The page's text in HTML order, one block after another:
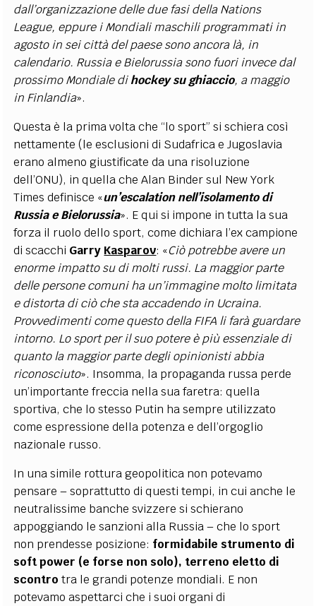
dall’organizzazione delle due fasi della Nations
League, eppure i Mondiali maschili programmati in
agosto in sei città del paese sono ancora là, in
calendario. Russia e Bielorussia sono fuori invece dal
prossimo Mondiale dihockey su ghiaccio, a maggio
in Finlandia».
Questa è la prima volta che “lo sport” si schiera così
nettamente (le esclusioni di Sudafrica e Jugoslavia
erano almeno giustificate da una risoluzione
dell’ONU), in quella che Alan Binder sul New York
Times definisce «un’escalation nell’isolamento di
Russia e Bielorussia». E qui si impone in tutta la sua
forza il ruolo dello sport, come dichiara l’ex campione
di scacchi Garry Kasparov: «Ciò potrebbe avere un
enorme impatto su di molti russi. La maggior parte
delle persone comuni ha un’immagine molto limitata
e distorta di ciò che sta accadendo in Ucraina.
Provvedimenti come questo della FIFA li farà guardare
intorno. Lo sport per il suo potere è più essenziale di
quanto la maggior parte degli opinionisti abbia
riconosciuto». Insomma, la propaganda russa perde
un’importante freccia nella sua faretra: quella
sportiva, che lo stesso Putin ha sempre utilizzato
come espressione della potenza e dell’orgoglio
nazionale russo.
In una simile rottura geopolitica non potevamo
pensare – soprattutto di questi tempi, in cui anche le
neutralissime banche svizzere si schierano
appoggiando le sanzioni alla Russia – che lo sport
non prendesse posizione: formidabile strumento di
soft power (e forse non solo), terreno eletto di
scontro tra le grandi potenze mondiali. E non
potevamo aspettarci che i suoi organi di